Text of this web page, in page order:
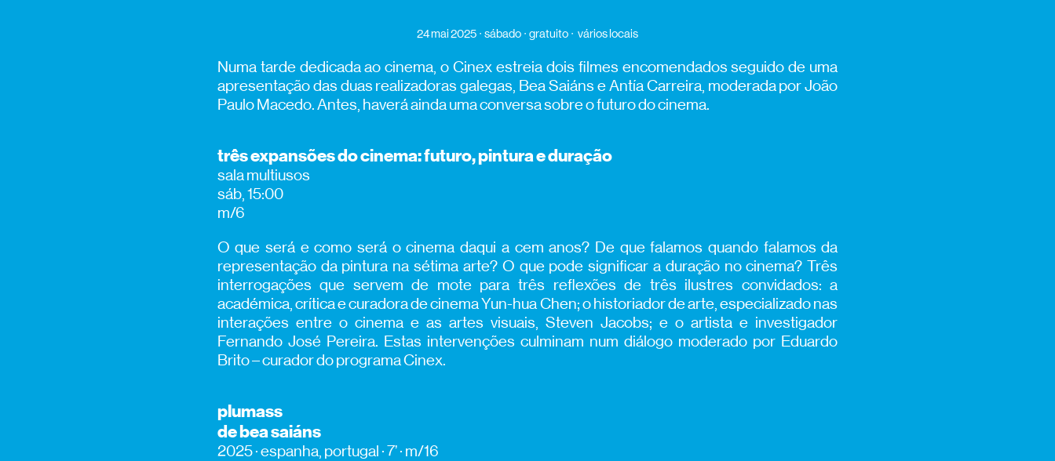
24 mai 2025 sábado gratuito vários locais
Numa tarde dedicada ao cinema, o Cinex estreia dois filmes encomendados seguido de uma
apresentação das duas realizadoras galegas, Bea Saiáns e Antía Carreira, moderada por João
Paulo Macedo. Antes, haverá ainda uma conversa sobre o futuro do cinema.
três expansões do cinema: futuro, pintura e duração
sala multiusos
sáb, 15:00
m/6
O que será e como será o cinema daqui a cem anos? De que falamos quando falamos da
representação da pintura na sétima arte? O que pode significar a duração no cinema? Três
interrogações que servem de mote para três reflexões de três ilustres convidados: a
académica, crítica e curadora de cinema Yun-hua Chen; o historiador de arte, especializado nas
interações entre o cinema e as artes visuais, Steven Jacobs; e o artista e investigador
Fernando José Pereira. Estas intervenções culminam num diálogo moderado por Eduardo
Brito – curador do programa Cinex.
plumass
de bea saiáns
2025 · espanha, portugal · 7’ · m/16